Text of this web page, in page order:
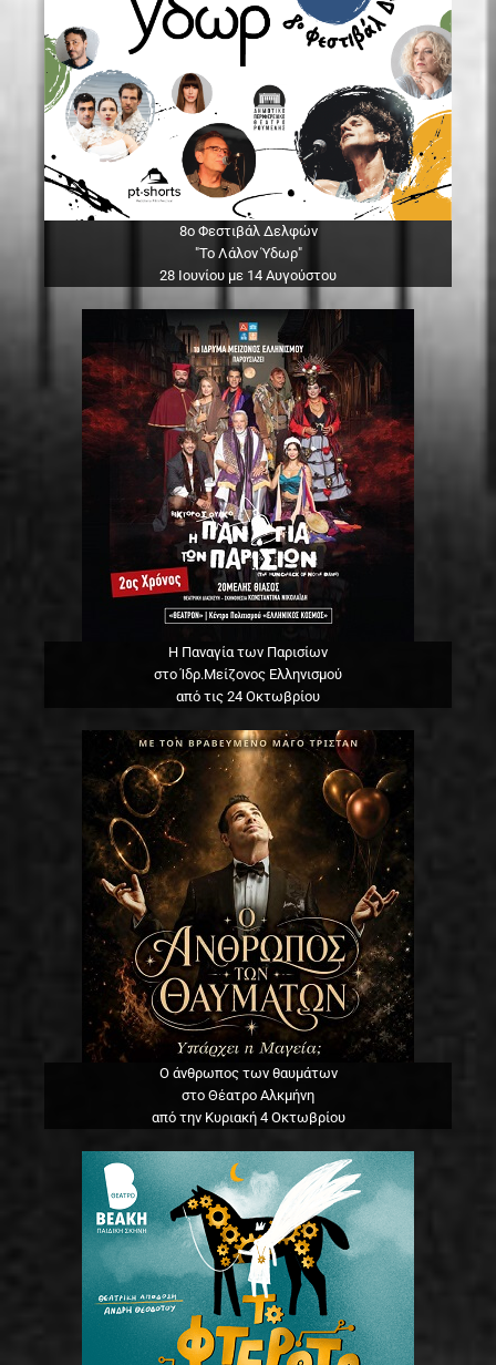
8ο Φεστιβάλ Δελφών
"Το Λάλον Ύδωρ"
28 Ιουνίου με 14 Αυγούστου
Η Παναγία των Παρισίων
στο Ίδρ.Μείζονος Ελληνισμού
από τις 24 Οκτωβρίου
Ο άνθρωπος των θαυμάτων
στο Θέατρο Αλκμήνη
από την Κυριακή 4 Οκτωβρίου